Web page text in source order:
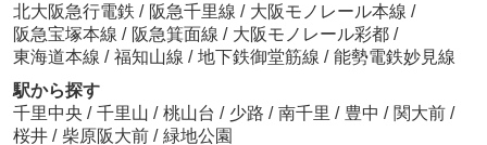
北大阪急行電鉄 / 阪急千里線 / 大阪モノレール本線 /
阪急宝塚本線 / 阪急箕面線 / 大阪モノレール彩都 /
東海道本線 / 福知山線 / 地下鉄御堂筋線 / 能勢電鉄妙見線
駅から探す
千里中央 / 千里山 / 桃山台 / 少路 / 南千里 / 豊中 / 関大前 /
桜井 / 柴原阪大前 / 緑地公園